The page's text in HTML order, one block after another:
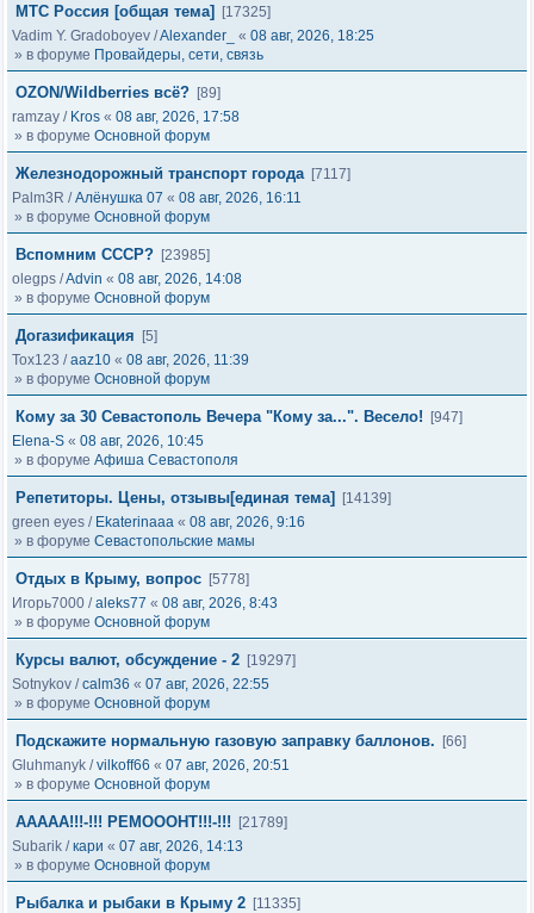
МТС Россия [общая тема]
[17325]
Vadim Y. Gradoboyev /Alexander_ « 08 авг, 2026, 18:25
» в форуме Провайдеры, сети, связь
OZON/Wildberries всё? [89]
ramzay / Kros « 08 авг, 2026, 17:58
» в форуме Основной форум
Железнодорожный транспорт города [7117]
Palm3R /Алёнушка 07 « 08 авг, 2026, 16:11
» в форуме Основной форум
Вспомним СССР? [23985]
olegps /Advin « 08 авг, 2026, 14:08
» в форуме Основной форум
Догазификация
[5]
Tox123 /aaz10 « 08 авг, 2026, 11:39
» в форуме Основной форум
Кому за 30 Севастополь Вечера "Кому за...". Весело!
[947]
Elena-S « 08 авг, 2026, 10:45
» в форуме Афиша Севастополя
Репетиторы. Цены, отзывы[единая тема]
[14139]
green eyes / Ekaterinaaa « 08 авг, 2026, 9:16
» в форуме Севастопольские мамы
Отдых в Крыму, вопрос [5778]
Игорь7000 /aleks77 « 08 авг, 2026, 8:43
» в форуме Основной форум
Курсы валют, обсуждение - 2 [19297]
Sotnykov /calm36 « 07 авг, 2026, 22:55
» в форуме Основной форум
Подскажите нормальную газовую заправку баллонов.
[66]
Gluhmanyk /vilkoff66 « 07 авг, 2026, 20:51
» в форуме Основной форум
ААААА!!!-!!! РЕМОООНТ!!!-!!!
[21789]
Subarik /кари « 07 авг, 2026, 14:13
» в форуме Основной форум
Рыбалка и рыбаки в Крыму 2 [11335]